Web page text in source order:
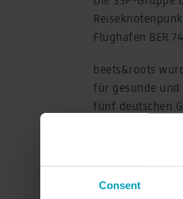
Consent
Flughafen BER
beets&roots
für gesunde und
fünf deutschen
Insgesamt gibt
Aletta von